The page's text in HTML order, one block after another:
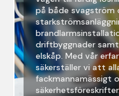
på både svagström
driftbyggnader
elskåp. Med vår
säkerställer vi att
fackmannamässigt
säkerhetsföreskrifter.